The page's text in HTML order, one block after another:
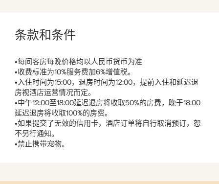
条款和条件
•每间客房每晚价格均以人民币货币为准
•收费标准为10%服务费加6%增值税。
•入住时间为15:00，退房时间为12:00，提前入住和延迟退
房视酒店运营情况而定。
•中午12:00至18:00延迟退房将收取50%的房费，晚于18:00
延迟退房将收取100%的房费。
•如果提交了无效的信用卡，酒店订单将自行取消预订，恕
不另行通知。
•禁止携带宠物。